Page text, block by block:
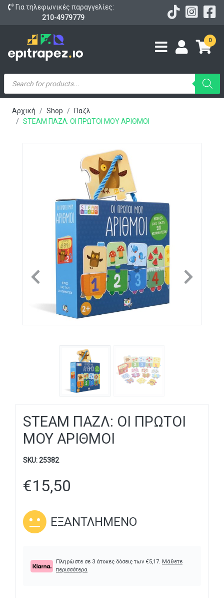
Για τηλεφωνικές παραγγελίες:
210-4979779
0
Products
search
Αρχική Shop
Παζλ
STEAM ΠΑΖΛ: OI ΠΡΩΤΟΙ MOY ΑΡΙΘΜΟΙ
Previous Next
STEAM ΠΑΖΛ: OI ΠΡΩΤΟΙ
MOY ΑΡΙΘΜΟΙ
SKU:25382
€15,50
ΕΞΑΝΤΛΗΜΈΝΟ
Πληρώστε σε 3 άτοκες δόσεις των €5,17. Μάθετε
περισσότερα